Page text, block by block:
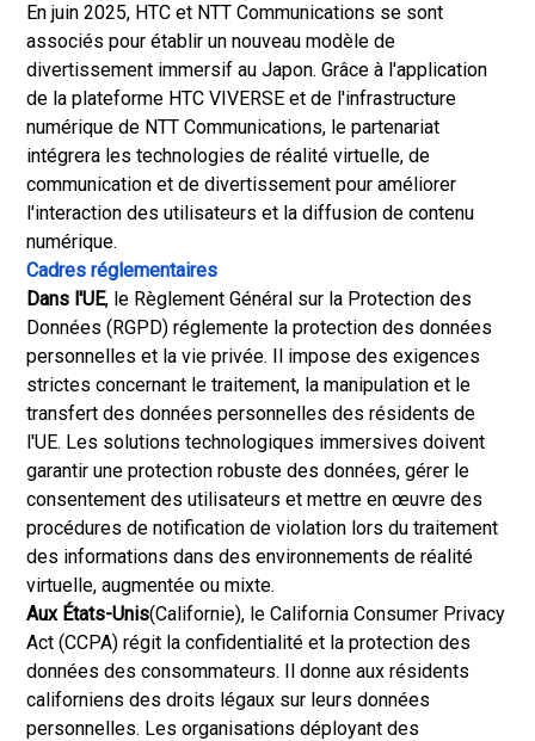
En juin 2025, HTC et NTT Communications se sont
associés pour établir un nouveau modèle de
divertissement immersif au Japon. Grâce à l'application
de la plateforme HTC VIVERSE et de l'infrastructure
numérique de NTT Communications, le partenariat
intégrera les technologies de réalité virtuelle, de
communication et de divertissement pour améliorer
l'interaction des utilisateurs et la diffusion de contenu
numérique.
Cadres réglementaires
Dans l'UE, le Règlement Général sur la Protection des
Données (RGPD) réglemente la protection des données
personnelles et la vie privée. Il impose des exigences
strictes concernant le traitement, la manipulation et le
transfert des données personnelles des résidents de
l'UE. Les solutions technologiques immersives doivent
garantir une protection robuste des données, gérer le
consentement des utilisateurs et mettre en œuvre des
procédures de notification de violation lors du traitement
des informations dans des environnements de réalité
virtuelle, augmentée ou mixte.
Aux États-Unis(Californie), le California Consumer Privacy
Act (CCPA) régit la confidentialité et la protection des
données des consommateurs. Il donne aux résidents
californiens des droits légaux sur leurs données
personnelles. Les organisations déployant des